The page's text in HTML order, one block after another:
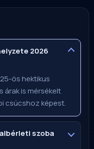
2026
ös hektikus
árak is mérsékelt
csúcshoz képest.
szoba